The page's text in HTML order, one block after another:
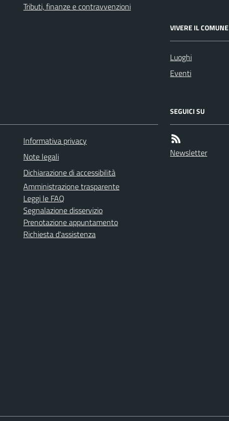
Tributi, finanze e contravvenzioni
VIVERE IL COMUNE
Luoghi
Eventi
Informativa privacy
Note legali
Dichiarazione di accessibilità
Amministrazione trasparente
Leggi le FAQ
Segnalazione disservizio
Prenotazione appuntamento
Richiesta d'assistenza
SEGUICI SU
Newsletter